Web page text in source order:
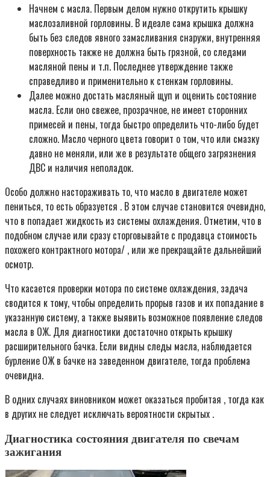
Начнем с масла. Первым делом нужно открутить крышку
маслозаливной горловины. В идеале сама крышка должна
быть без следов явного замасливания снаружи, внутренняя
поверхность также не должна быть грязной, со следами
масляной пены и т.п. Последнее утверждение также
справедливо и применительно к стенкам горловины.
Далее можно достать масляный щуп и оценить состояние
масла. Если оно свежее, прозрачное, не имеет сторонних
примесей и пены, тогда быстро определить что-либо будет
сложно. Масло черного цвета говорит о том, что или смазку
давно не меняли, или же в результате общего загрязнения
ДВС и наличия неполадок.
Особо должно настораживать то, что масло в двигателе может
пениться, то есть образуется . В этом случае становится очевидно,
что в попадает жидкость из системы охлаждения. Отметим, что в
подобном случае или сразу сторговывайте с продавца стоимость
похожего контрактного мотора/ , или же прекращайте дальнейший
осмотр.
Что касается проверки мотора по системе охлаждения, задача
сводится к тому, чтобы определить прорыв газов и их попадание в
указанную систему, а также выявить возможное появление следов
масла в ОЖ. Для диагностики достаточно открыть крышку
расширительного бачка. Если видны следы масла, наблюдается
бурление ОЖ в бачке на заведенном двигателе, тогда проблема
очевидна.
В одних случаях виновником может оказаться пробитая , тогда как
в других не следует исключать вероятности скрытых .
Диагностика состояния двигателя по свечам
зажигания